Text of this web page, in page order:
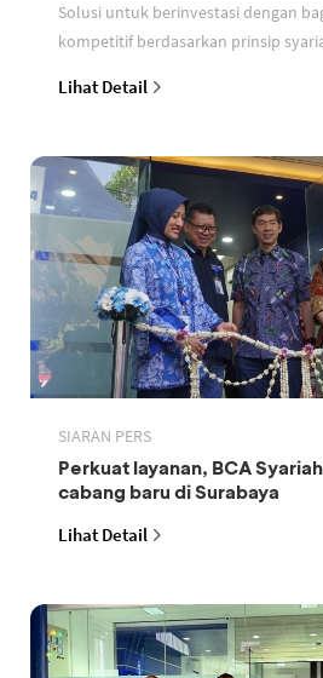
Solusi untuk berinvestasi dengan
kompetitif berdasarkan
Lihat Detail
SIARAN PERS
Perkuat layanan, BCA
cabang baru di Surabaya
Lihat Detail